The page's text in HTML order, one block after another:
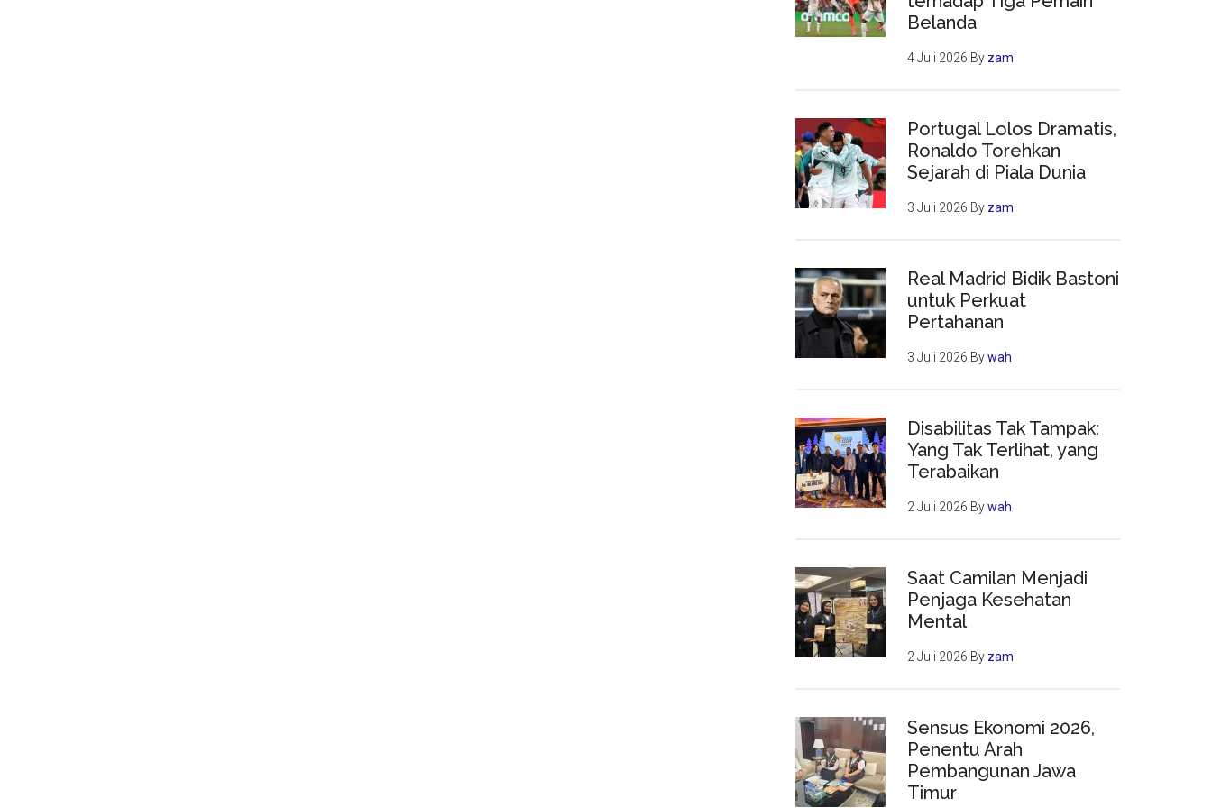
Belanda
4 Juli 2026 By zam
Portugal Lolos Dramatis,
Ronaldo Torehkan
Sejarah di Piala Dunia
3 Juli 2026 By zam
Real Madrid Bidik Bastoni
untuk Perkuat
Pertahanan
3 Juli 2026 Bywah
Disabilitas Tak Tampak:
Yang Tak Terlihat, yang
Terabaikan
2 Juli 2026 Bywah
Saat Camilan Menjadi
Penjaga Kesehatan
Mental
2 Juli 2026 By zam
Sensus Ekonomi 2026,
Penentu Arah
Pembangunan Jawa
Timur